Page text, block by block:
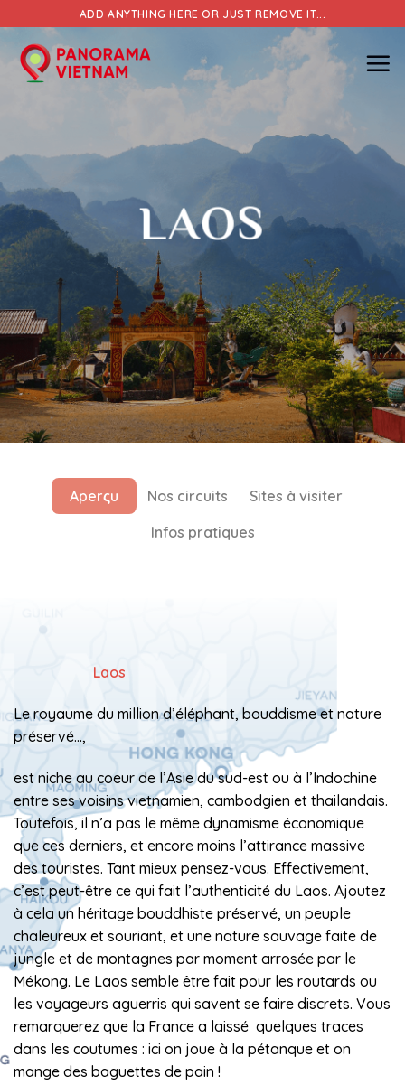
to
content
ADD ANYTHING HERE OR JUST REMOVE IT...
LAOS
Aperςu Nos circuits
Sites à visiter
Infos pratiques
Laos
Le royaume du million d’éléphant, bouddisme et nature
préservé…,
est niche au coeur de l’Asie du sud-est ou à l’Indochine
entre ses voisins vietnamien, cambodgien et thailandais.
Toutefois, il n’a pas le même dynamisme économique
que ces derniers, et encore moins l’attirance massive
des touristes. Tant mieux pensez-vous. Effectivement,
c’est peut-être ce qui fait l’authenticité du Laos. Ajoutez
à cela un héritage bouddhiste préservé, un peuple
chaleureux et souriant, et une nature sauvage faite de
jungle et de montagnes par moment arrosée par le
Mékong. Le Laos semble être fait pour les routards ou
les voyageurs aguerris qui savent se faire discrets. Vous
remarquerez que la France a laissé quelques traces
dans les coutumes : ici on joue à la pétanque et on
mange des baguettes de pain !